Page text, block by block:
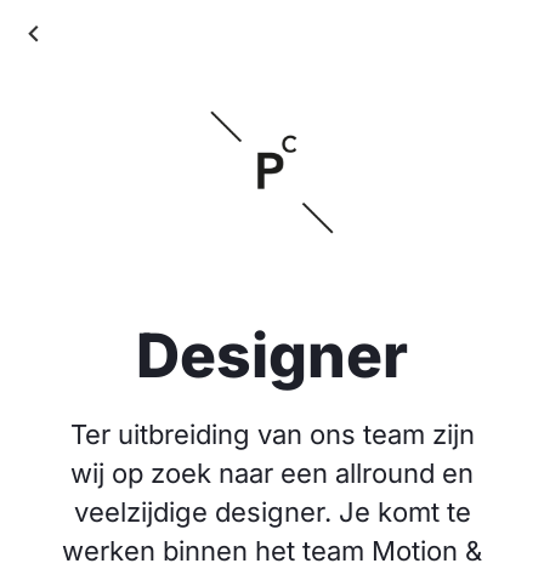
Designer
Ter uitbreiding van ons team zijn
wij op zoek naar een allround en
veelzijdige designer. Je komt te
werken binnen het team Motion &